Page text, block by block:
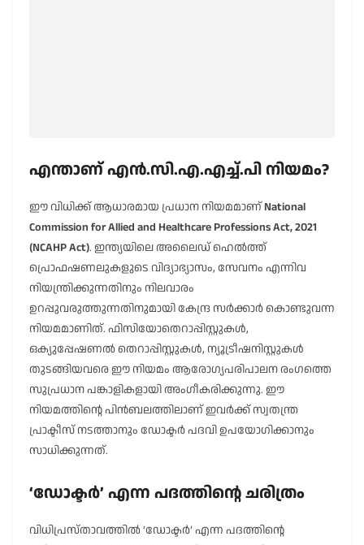
എന്താണ് എൻ.സി.എ.എച്ച്.പി നിയമം?
ഈ വിധിക്ക് ആധാരമായ പ്രധാന നിയമമാണ്National
Commission for Allied and Healthcare Professions Act, 2021
(NCAHP Act). ഇന്ത്യയിലെ അലൈഡ് ഹെൽത്ത്
പ്രൊഫഷണലുകളുടെ വിദ്യാഭ്യാസം, സേവനം എന്നിവ
നിയന്ത്രിക്കുന്നതിനും നിലവാരം
ഉറപ്പുവരുത്തുന്നതിനുമായി കേന്ദ്ര സർക്കാർ കൊണ്ടുവന്ന
നിയമമാണിത്. ഫിസിയോതെറാപ്പിസ്റ്റുകൾ,
ഒക്യുപ്പേഷണൽ തെറാപ്പിസ്റ്റുകൾ, ന്യൂട്രീഷനിസ്റ്റുകൾ
തുടങ്ങിയവരെ ഈ നിയമം ആരോഗ്യപരിപാലന രംഗത്തെ
സുപ്രധാന പങ്കാളികളായി അംഗീകരിക്കുന്നു. ഈ
നിയമത്തിന്റെ പിൻബലത്തിലാണ് ഇവർക്ക് സ്വതന്ത്ര
പ്രാക്ടീസ് നടത്താനും ഡോക്ടർ പദവി ഉപയോഗിക്കാനും
സാധിക്കുന്നത്.
‘ഡോക്ടർ’ എന്ന പദത്തിന്റെ ചരിത്രം
വിധിപ്രസ്താവത്തിൽ ‘ഡോക്ടർ’ എന്ന പദത്തിന്റെ